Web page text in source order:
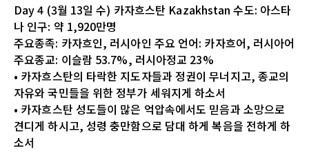
Day 4 (3월 13일 수) 카자흐스탄 Kazakhstan 수도: 아스타
나 인구: 약 1,920만명
주요종족: 카자흐인, 러시아인 주요 언어: 카자흐어, 러시아어
주요종교: 이슬람 53.7%, 러시아정교 23%
• 카자흐스탄의 타락한 지도자들과 정권이 무너지고, 종교의
자유와 국민들을 위한 정부가 세워지게 하소서
• 카자흐스탄 성도들이 많은 억압속에서도 믿음과 소망으로
견디게 하시고, 성령 충만함으로 담대 하게 복음을 전하게 하
소서